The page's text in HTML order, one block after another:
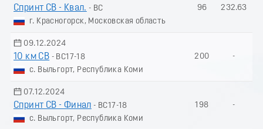
Спринт СВ - Квал. - ВС
г. Красногорск, Московская область
96 232.63
09.12.2024
10 км СВ - ВС17-18
с. Выльгорт, Республика Коми
200 -
07.12.2024
Спринт СВ - Финал - ВС17-18
с. Выльгорт, Республика Коми
198 -